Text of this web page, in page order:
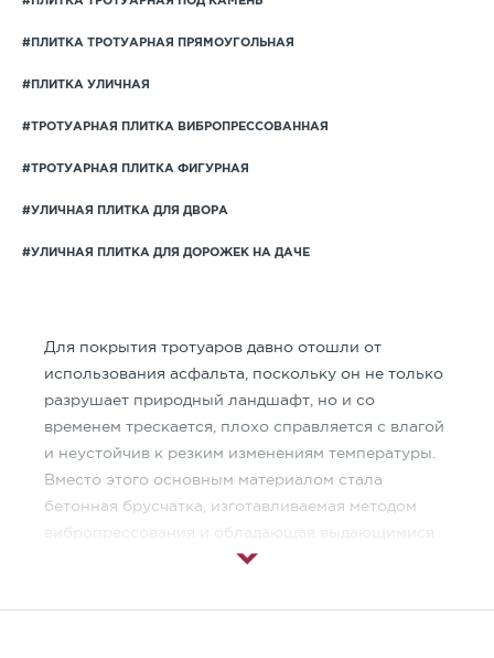
#ПЛИТКА ТРОТУАРНАЯ ПРЯМОУГОЛЬНАЯ
#ПЛИТКА УЛИЧНАЯ
#ТРОТУАРНАЯ ПЛИТКА ВИБРОПРЕССОВАННАЯ
#ТРОТУАРНАЯ ПЛИТКА ФИГУРНАЯ
#УЛИЧНАЯ ПЛИТКА ДЛЯ ДВОРА
#УЛИЧНАЯ ПЛИТКА ДЛЯ ДОРОЖЕК НА ДАЧЕ
Для покрытия тротуаров давно отошли от
использования асфальта, поскольку он не только
разрушает природный ландшафт, но и со
временем трескается, плохо справляется с влагой
и неустойчив к резким изменениям температуры.
Вместо этого основным материалом стала
бетонная брусчатка, изготавливаемая методом
вибропрессования и обладающая выдающимися
техническими характеристиками.